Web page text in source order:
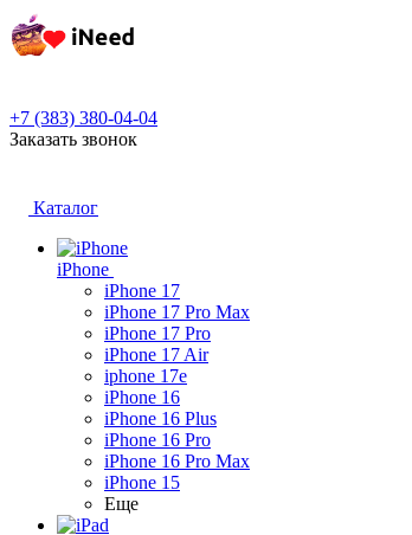
+7 (383) 380-04-04
Заказать звонок
Каталог
iPhone
iPhone 17
iPhone 17 Pro Max
iPhone 17 Pro
iPhone 17 Air
iphone 17e
iPhone 16
iPhone 16 Plus
iPhone 16 Pro
iPhone 16 Pro Max
iPhone 15
Еще